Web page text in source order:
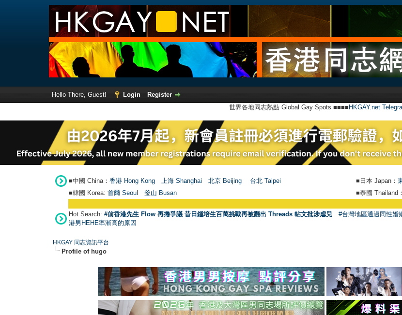
Hello There, Guest! Login
Register
世界各地同志熱點 Global Gay Spots ■■■■ HKGAY.net
■中國 China： 香港 Hong Kong 上海 Shanghai 北京 Beijing 台北 Taipei ■日本 Japan：
■韓國 Korea: 首爾 Seou 釜山 Busan ■泰國 Thailand：
Hot Search: #前香港先生 Flow 再捲爭議 昔日鍾培生百萬挑戰再被翻出 Threads 帖文批涉虐兒 #台灣地區通過同性婚
港男HEHE率漸高的原因
HKGAY 同志資訊平台
Profile of hugo